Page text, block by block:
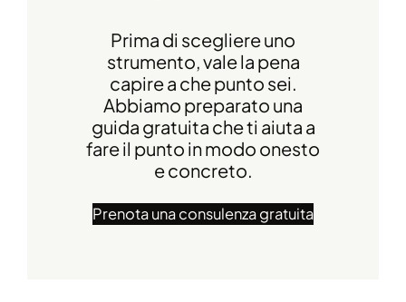
Prima di scegliere uno
strumento, vale la pena
capire a che punto sei.
Abbiamo preparato una
guida gratuita che ti aiuta a
fare il punto in modo onesto
e concreto.
Prenota una consulenza gratuita